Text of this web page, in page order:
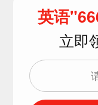
英语
立即